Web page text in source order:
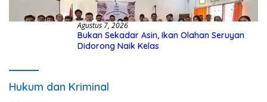
Agustus 7, 2026
Bukan Sekadar Asin, Ikan Olahan Seruyan
Didorong Naik Kelas
Hukum dan Kriminal